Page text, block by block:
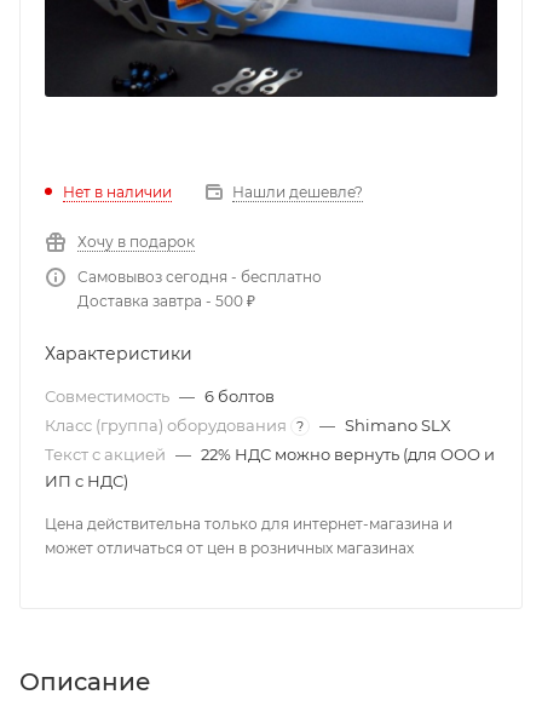
Нет в наличии Нашли дешевле?
Хочу в подарок
Самовывоз сегодня - бесплатно
Доставка завтра - 500 ₽
Характеристики
Совместимость — 6 болтов
Класс (группа) оборудования
? — Shimano SLX
Текст с акцией — 22% НДС можно вернуть (для ООО и
ИП с НДС)
Цена действительна только для интернет-магазина и
может отличаться от цен в розничных магазинах
Описание